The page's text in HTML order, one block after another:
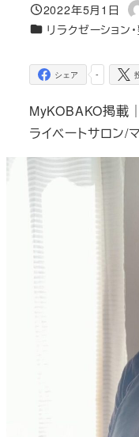
投稿日
2022年5月1日
著
者
カテゴリー
リラクゼーション
-
シェア
MyKOBAKO掲載
ライベートサロン/